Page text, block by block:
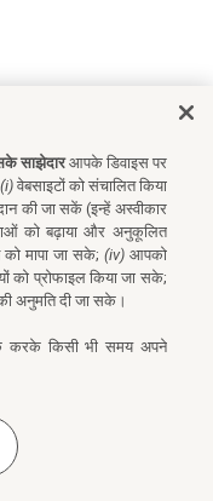
साझेदारआपके डिवाइस पर
(i)वेबसाइटों को संचालित किया
की जा सकें (इन्हें अस्वीकार
को बढ़ाया और अनुकूलित
मापा जा सके; (iv)आपको
को प्रोफाइल किया जा सके;
अनुमति दी जा सके।
करके किसी भी समय अपने